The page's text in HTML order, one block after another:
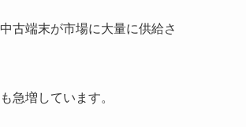
古端末が市場に大量に供給さ
急増しています。